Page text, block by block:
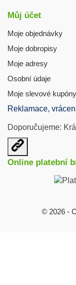
Můj účet
Moje objednávky
Moje dobropisy
Moje adresy
Osobní údaje
Moje slevové kupóny
Reklamace,
Doporučujeme:
Otevřit
užitečné
odkazy
Online platební
© 2026 -